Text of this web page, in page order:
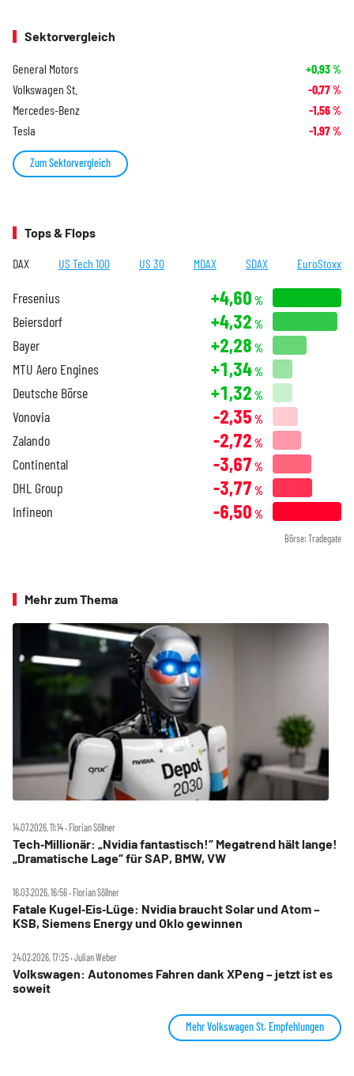
Sektorvergleich
General Motors +0,93%
Volkswagen St. -0,77%
Mercedes-Benz -1,56%
Tesla -1,97%
Zum Sektorvergleich
Tops & Flops
DAX US Tech 100 US 30 MDAX SDAX EuroStoxx
Fresenius +4,60 %
Beiersdorf +4,32 %
Bayer +2,28 %
MTU Aero Engines +1,34%
Deutsche Börse +1,32 %
Vonovia -2,35 %
Zalando -2,72 %
Continental -3,67 %
DHL Group -3,77 %
Infineon -6,50 %
Börse: Tradegate
Mehr zum Thema
14.07.2026, 11:14 ‧ Florian Söllner
Tech‑Millionär: „Nvidia fantastisch!“ Megatrend hält lange!
„Dramatische Lage“ für SAP, BMW, VW
16.03.2026, 16:56 ‧ Florian Söllner
Fatale Kugel‑Eis‑Lüge: Nvidia braucht Solar und Atom –
KSB, Siemens Energy und Oklo gewinnen
24.02.2026, 17:25 ‧ Julian Weber
Volkswagen: Autonomes Fahren dank XPeng – jetzt ist es
soweit
Mehr Volkswagen St. Empfehlungen